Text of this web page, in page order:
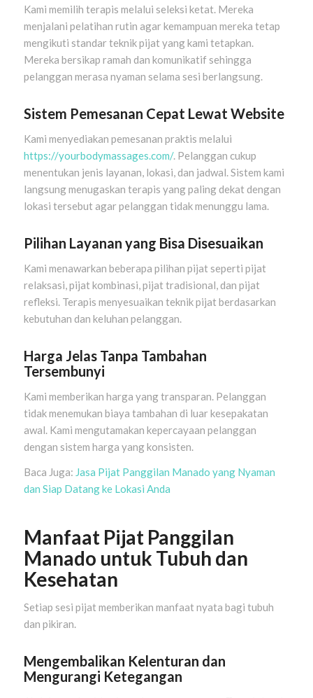
Kami memilih terapis melalui seleksi ketat. Mereka
menjalani pelatihan rutin agar kemampuan mereka tetap
mengikuti standar teknik pijat yang kami tetapkan.
Mereka bersikap ramah dan komunikatif sehingga
pelanggan merasa nyaman selama sesi berlangsung.
Sistem Pemesanan Cepat Lewat Website
Kami menyediakan pemesanan praktis melalui
https://yourbodymassages.com/. Pelanggan cukup
menentukan jenis layanan, lokasi, dan jadwal. Sistem kami
langsung menugaskan terapis yang paling dekat dengan
lokasi tersebut agar pelanggan tidak menunggu lama.
Pilihan Layanan yang Bisa Disesuaikan
Kami menawarkan beberapa pilihan pijat seperti pijat
relaksasi, pijat kombinasi, pijat tradisional, dan pijat
refleksi. Terapis menyesuaikan teknik pijat berdasarkan
kebutuhan dan keluhan pelanggan.
Harga Jelas Tanpa Tambahan
Tersembunyi
Kami memberikan harga yang transparan. Pelanggan
tidak menemukan biaya tambahan di luar kesepakatan
awal. Kami mengutamakan kepercayaan pelanggan
dengan sistem harga yang konsisten.
Baca Juga: Jasa Pijat Panggilan Manado yang Nyaman
dan Siap Datang ke Lokasi Anda
Manfaat Pijat Panggilan
Manado untuk Tubuh dan
Kesehatan
Setiap sesi pijat memberikan manfaat nyata bagi tubuh
dan pikiran.
Mengembalikan Kelenturan dan
Mengurangi Ketegangan